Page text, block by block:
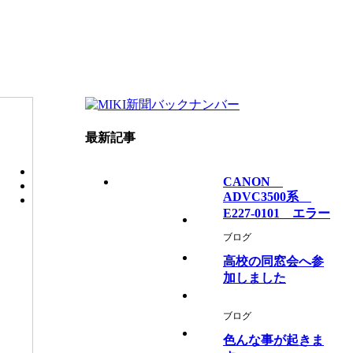
最新記事
CANON
ADVC3500系
E227-0101 エラー
ブログ
高校の同窓会へ参
加しました
ブログ
色んな事が起きま